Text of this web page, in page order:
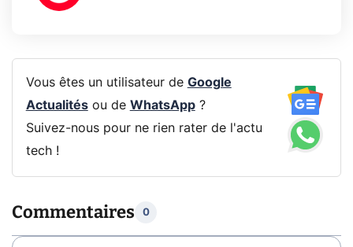
Vous êtes un utilisateur de Google
Actualitésou de WhatsApp?
Suivez-nous pour ne rien rater de l'actu
tech !
Commentaires 0